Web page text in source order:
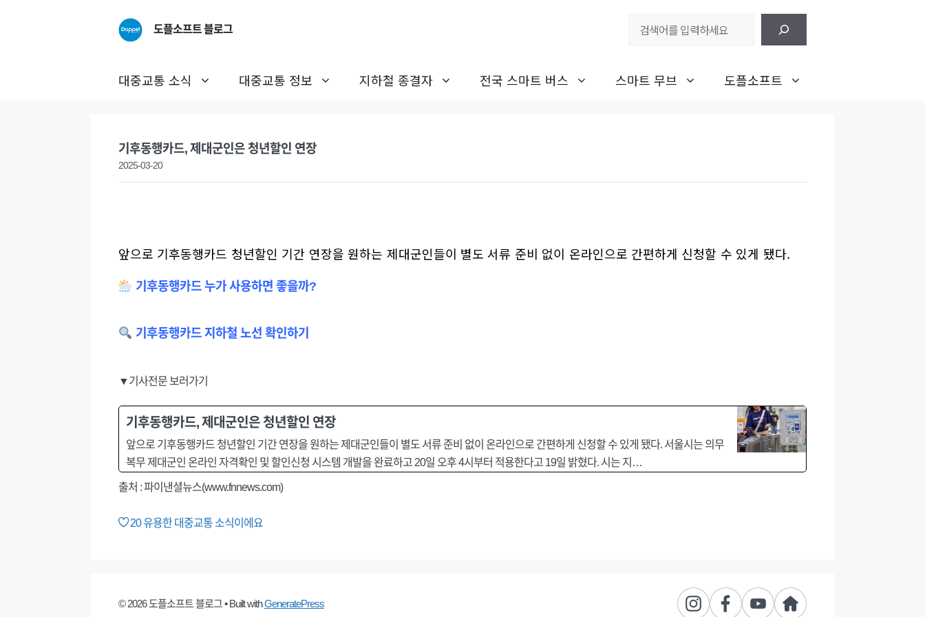
도플소프트 블로그
대중교통 소식 대중교통 정보 지하철 종결자 전국 스마트 버스 스마트 무브 도플소프트
기후동행카드, 제대군인은 청년할인 연장
2025-03-20
앞으로 기후동행카드 청년할인 기간 연장을 원하는 제대군인들이 별도 서류 준비 없이 온라인으로 간편하게 신청할 수 있게 됐다.
기후동행카드 누가 사용하면 좋을까?
기후동행카드 지하철 노선 확인하기
▼기사전문 보러가기
기후동행카드, 제대군인은 청년할인 연장
앞으로 기후동행카드 청년할인 기간 연장을 원하는 제대군인들이 별도 서류 준비 없이 온라인으로 간편하게 신청할 수 있게 됐다. 서울시는 의무
복무 제대군인 온라인 자격확인 및 할인신청 시스템 개발을 완료하고 20일 오후 4시부터 적용한다고 19일 밝혔다. 시는 지…
출처 : 파이낸셜뉴스(www.fnnews.com)
20유용한 대중교통 소식이에요
© 2026 도플소프트 블로그• Built withGeneratePress